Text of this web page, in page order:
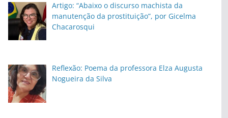
Artigo: “Abaixo o discurso machista da
manutenção da prostituição”, por Gicelma
Chacarosqui
Reflexão: Poema da professora Elza Augusta
Nogueira da Silva